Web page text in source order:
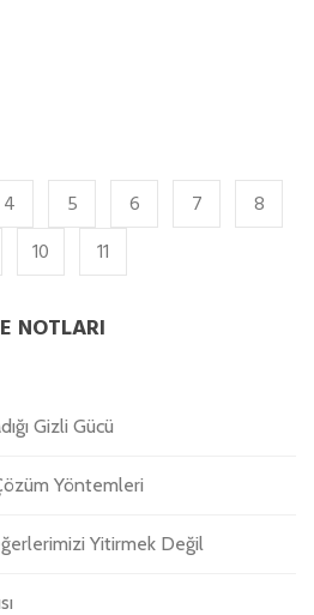
4 5 6 7
8
10 11
NOTLARI
Gizli Gücü
Yöntemleri
Yitirmek Değil